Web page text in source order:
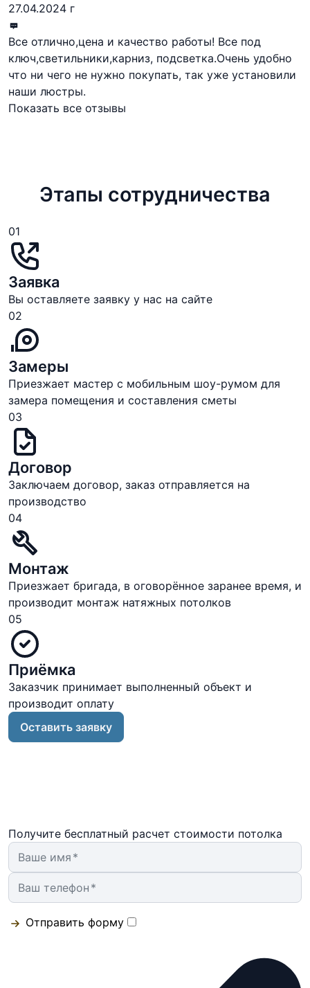
27.04.2024 г
Все отлично,цена и качество работы! Все под
ключ,светильники,карниз, подсветка.Очень удобно
что ни чего не нужно покупать, так уже установили
наши люстры.
Показать все отзывы
Этапы сотрудничества
01
Заявка
Вы оставляете заявку у нас на сайте
02
Замеры
Приезжает мастер с мобильным шоу-румом для
замера помещения и составления сметы
03
Договор
Заключаем договор, заказ отправляется на
производство
04
Монтаж
Приезжает бригада, в оговорённое заранее время, и
производит монтаж натяжных потолков
05
Приёмка
Заказчик принимает выполненный объект и
производит оплату
Оставить заявку
Получите бесплатный расчет стоимости потолка
Ваше имя
Ваш телефон
Отправить форму